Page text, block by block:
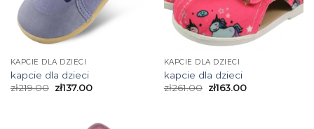
KAPCIE DLA DZIECI
kapcie dla dzieci
zł219.00 zł137.00
KAPCIE DLA DZIECI
kapcie dla dzieci
zł261.00 zł163.00